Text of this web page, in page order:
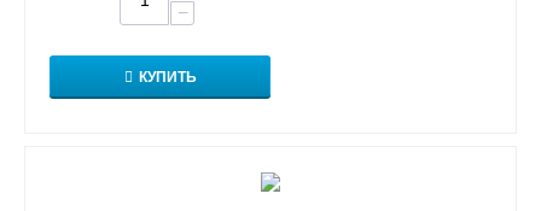
−
КУПИТЬ